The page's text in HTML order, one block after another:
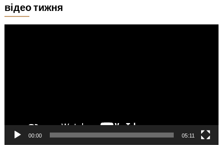
відео тижня
00:00 05:11